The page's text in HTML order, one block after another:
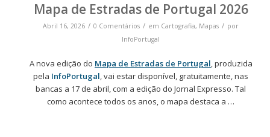
Mapa de Estradas de Portugal 2026
Abril 16, 2026 / 0 Comentários / em Cartografia, Mapas / por
InfoPortugal
A nova edição do Mapa de Estradas de Portugal, produzida
pela InfoPortugal, vai estar disponível, gratuitamente, nas
bancas a 17 de abril, com a edição do Jornal Expresso. Tal
como acontece todos os anos, o mapa destaca a …